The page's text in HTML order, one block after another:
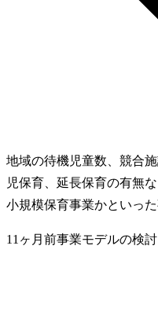
地域の待機児童数、競合
児保育、延長保育の有無
小規模保育事業かといっ
11ヶ月前事業モデルの検